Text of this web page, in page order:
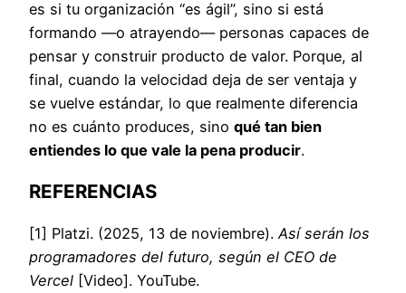
es si tu organización “es ágil”, sino si está
formando —o atrayendo— personas capaces de
pensar y construir producto de valor. Porque, al
final, cuando la velocidad deja de ser ventaja y
se vuelve estándar, lo que realmente diferencia
no es cuánto produces, sino qué tan bien
entiendes lo que vale la pena producir.
REFERENCIAS
[1] Platzi. (2025, 13 de noviembre). Así serán los
programadores del futuro, según el CEO de
Vercel [Video]. YouTube.